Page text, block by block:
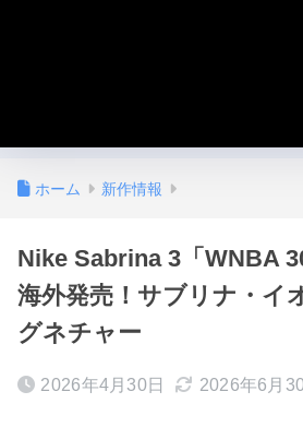
ホーム 新作情報
Nike Sabrina 3「WNBA
海外発売！サブリナ・イ
グネチャー
2026年4月30日 2026年6月